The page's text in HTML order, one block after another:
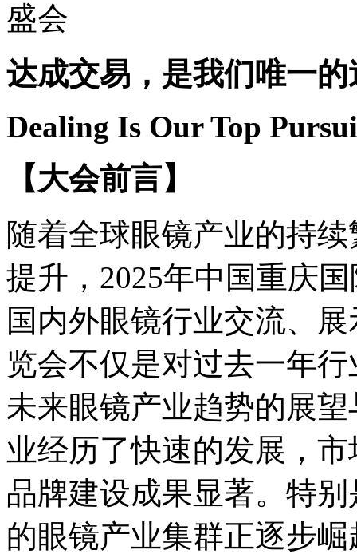
盛会
达成交易，是我们唯一的
Dealing Is Our Top
【大会前言】
随着全球眼镜产业的持
提升， 2025年中国重庆
国内外眼镜行业交流、
览会不仅是对过去一年
未来眼镜产业趋势的展
业经历了快速的发展，
品牌建设成果显著。特
的眼镜产业集群正逐步